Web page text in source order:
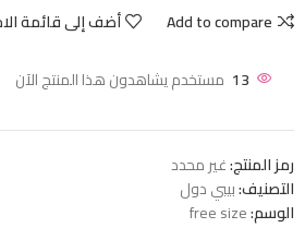
Add to compare
أضف إلى قائمة
13 مستخدم يشاهدون هذا المنتج الآن
رمز المنتج:غير محدد
التصنيف:بيبي دول
الوسم:free size